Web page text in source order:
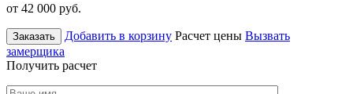
от 42 000 руб.
Заказать Добавить в корзину Расчет цены Вызвать
замерщика
Получить расчет